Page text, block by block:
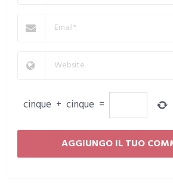
cinque + cinque =